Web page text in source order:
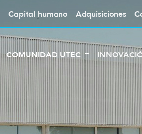
Capital humano Adquisiciones
COMUNIDAD UTEC